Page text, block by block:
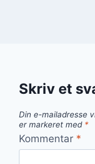
Skriv et
Din e-mailadresse
er markeret med *
Kommentar *